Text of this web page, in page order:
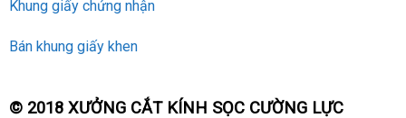
Khung giấy chứng nhận
Bán khung giấy khen
© 2018 XƯỞNG CẮT KÍNH SỌC CƯỜNG LỰC